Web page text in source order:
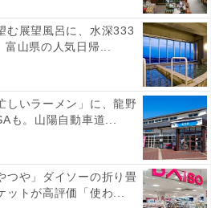
ッグ（画像出典：Amazon）
引き続き注目のバレエコアブー
あるリボン型のコンパクトバッ
ザインはラフに持つのが正解
甘さとこなれ感をプラスしてく
チ6cm（最大・約）のミニサイ
のキャラクター感が一気に華や
む展望風呂に、水深333
山県の人気日帰...
しいラーメン」に、龍野
も。山陽自動車道...
つや」ダイソーの折り畳
ットが高評価「使わ...